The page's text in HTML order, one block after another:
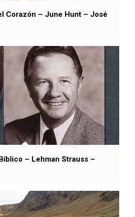
Corazón – June Hunt – José
– Lehman Strauss –